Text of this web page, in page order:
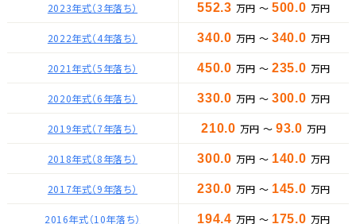
2023年式（3年落ち） 552.3 万円 ～ 500.0 万円
2022年式（4年落ち） 340.0 万円 ～ 340.0 万円
2021年式（5年落ち） 450.0 万円 ～ 235.0 万円
2020年式（6年落ち） 330.0 万円 ～ 300.0 万円
2019年式（7年落ち） 210.0 万円 ～ 93.0 万円
2018年式（8年落ち） 300.0 万円 ～ 140.0 万円
2017年式（9年落ち） 230.0 万円 ～ 145.0 万円
2016年式（10年落ち） 194.4 万円 ～ 175.0 万円